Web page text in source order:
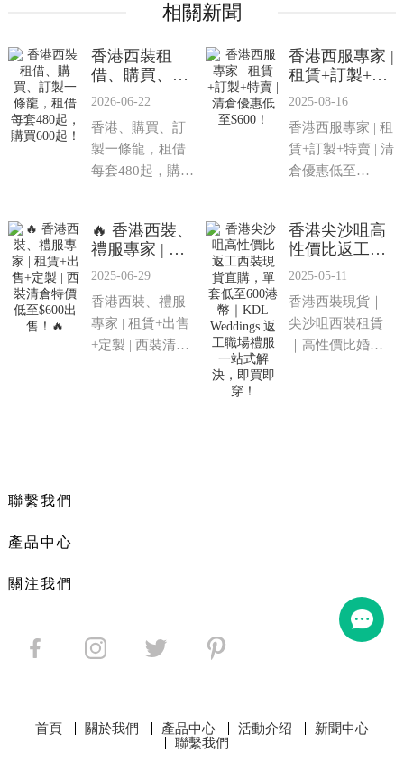
相關新聞
香港西裝租
借、購買、訂
製一條龍，租
購買600起！
2026-06-22
香港、購買、訂
製一條龍，租借
每套480起，購買
店，香港尖沙···
香港西服專家 |
租賃+訂製+特
賣 | 清倉優惠
2025-08-16
香港西服專家 | 租
賃+訂製+特賣 | 清
倉優惠低至
🔥 香港西裝、
禮服專家 | 租
賃+出售+定製 |
低至$600出
售！🔥
2025-06-29
香港西裝、禮服
專家 | 租賃+出售
+定製 | 西裝清倉
香港尖沙咀高
性價比返工西
裝現貨直購，
幣｜KDL
Weddings 返工
職場禮服一站
2025-05-11
香港西裝現貨｜
尖沙咀西裝租賃
｜高性價比婚禮
聯繫我們
產品中心
關注我們
首頁 關於我們 產品中心 活動介绍
新聞中心
聯繫我們